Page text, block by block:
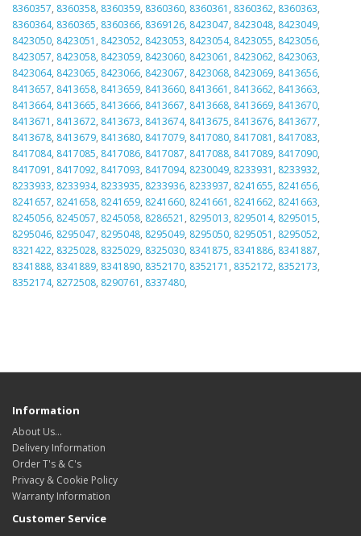
8360357, 8360358, 8360359, 8360360, 8360361 , 8360362, 8360363,
8360364, 8360365, 8360366, 8369126, 8423047, 8423048, 8423049,
8423050, 8423051 , 8423052, 8423053, 8423054, 8423055, 8423056,
8423057, 8423058, 8423059, 8423060, 8423061 , 8423062, 8423063,
8423064, 8423065, 8423066, 8423067, 8423068, 8423069, 8413656,
8413657, 8413658, 8413659, 8413660, 8413661 , 8413662, 8413663,
8413664, 8413665, 8413666, 8413667, 8413668, 8413669, 8413670,
8413671 , 8413672, 8413673, 8413674, 8413675, 8413676, 8413677,
8413678, 8413679, 8413680, 8417079, 8417080, 8417081 , 8417083,
8417084, 8417085, 8417086, 8417087, 8417088, 8417089, 8417090,
8417091 , 8417092, 8417093, 8417094, 8230049, 8233931 , 8233932,
8233933, 8233934, 8233935, 8233936, 8233937, 8241655, 8241656,
8241657, 8241658, 8241659, 8241660, 8241661 , 8241662, 8241663,
8245056, 8245057, 8245058, 8286521 , 8295013, 8295014, 8295015,
8295046, 8295047, 8295048, 8295049, 8295050, 8295051 , 8295052,
8321422, 8325028, 8325029, 8325030, 8341875, 8341886, 8341887,
8341888, 8341889, 8341890, 8352170, 8352171 , 8352172, 8352173,
8352174, 8272508, 8290761 , 8337480,
Information
About Us…
Delivery Information
Order T's & C's
Privacy & Cookie Policy
Warranty Information
Customer Service